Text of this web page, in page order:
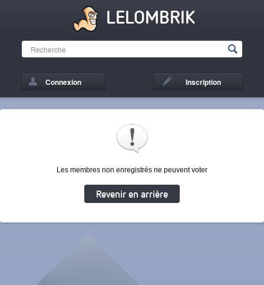
LELOMBRIK
Connexion Inscription
Les membres non enregistrés ne peuvent voter
Revenir en arrière